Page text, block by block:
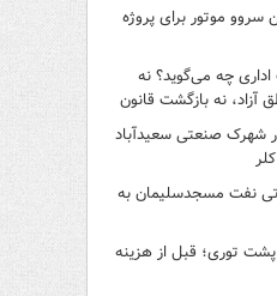
سروو موتور برای پروژه
چه می‌گوید؟ نه
آزاد، نه بازگشت قانون
کارگر در شهرک صنعتی سعیدآباد
نفت مسجدسلیمان به
توری؛ قبل از هزینه